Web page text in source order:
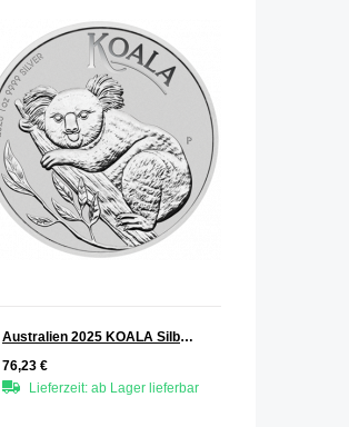
Australien 2025 KOALA Silber 1 oz
76,23 €
Lieferzeit: ab Lager lieferbar